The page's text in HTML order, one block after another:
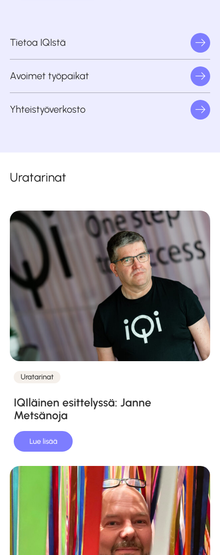
Tietoa IQIstä
Avoimet työpaikat
Yhteistyöverkosto
Uratarinat
Uratarinat
IQIläinen esittelyssä: Janne
Metsänoja
Lue lisää